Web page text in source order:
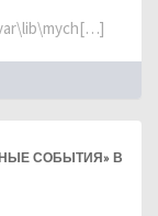
СОБЫТИЯ» В